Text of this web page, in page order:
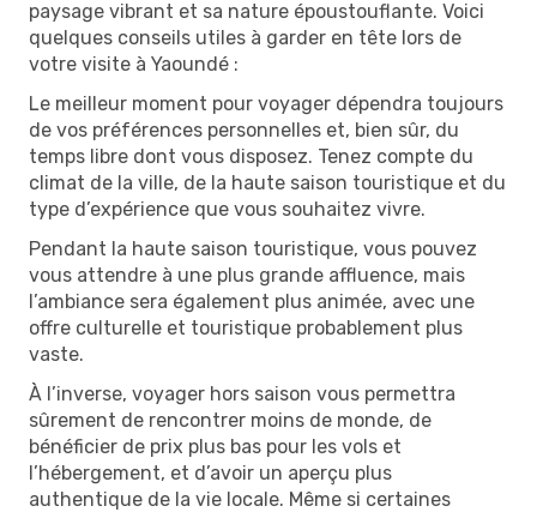
paysage vibrant et sa nature époustouflante. Voici
quelques conseils utiles à garder en tête lors de
votre visite à Yaoundé :
Le meilleur moment pour voyager dépendra toujours
de vos préférences personnelles et, bien sûr, du
temps libre dont vous disposez. Tenez compte du
climat de la ville, de la haute saison touristique et du
type d’expérience que vous souhaitez vivre.
Pendant la haute saison touristique, vous pouvez
vous attendre à une plus grande affluence, mais
l’ambiance sera également plus animée, avec une
offre culturelle et touristique probablement plus
vaste.
À l’inverse, voyager hors saison vous permettra
sûrement de rencontrer moins de monde, de
bénéficier de prix plus bas pour les vols et
l’hébergement, et d’avoir un aperçu plus
authentique de la vie locale. Même si certaines